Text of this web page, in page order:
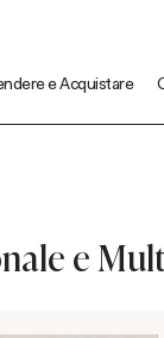
e Acquistare
e